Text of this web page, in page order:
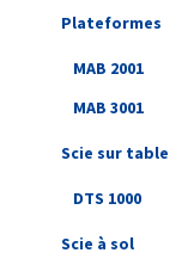
Plateformes
MAB 2001
MAB 3001
Scie sur table
DTS 1000
Scie à sol